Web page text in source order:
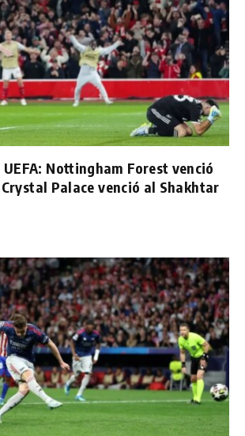
UEFA: Nottingham Forest venció
Palace venció al Shakhtar